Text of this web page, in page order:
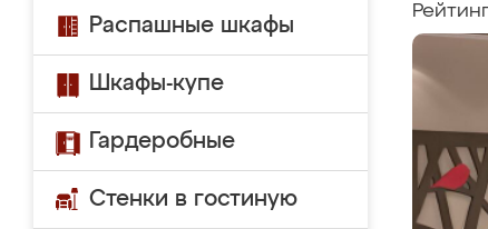
Распашные шкафы
Шкафы-купе
Гардеробные
Стенки в гостиную